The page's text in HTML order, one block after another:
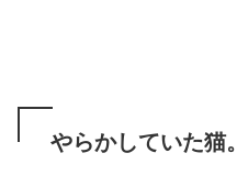
やらかしていた猫。